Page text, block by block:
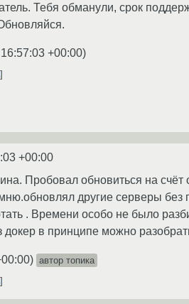
Тебя обманули, срок
+00:00)
+00:00
Пробовал обновиться на
другие серверы
. Времени особо не было
докер в принципе можно
) автор топика